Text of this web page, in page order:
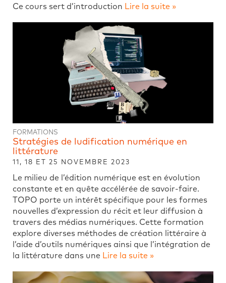
Ce cours sert d’introduction Lire la suite »
FORMATIONS
Stratégies de ludification numérique en
littérature
11, 18 ET 25 NOVEMBRE 2023
Le milieu de l’édition numérique est en évolution
constante et en quête accélérée de savoir-faire.
TOPO porte un intérêt spécifique pour les formes
nouvelles d’expression du récit et leur diffusion à
travers des médias numériques. Cette formation
explore diverses méthodes de création littéraire à
l’aide d’outils numériques ainsi que l’intégration de
la littérature dans une Lire la suite »